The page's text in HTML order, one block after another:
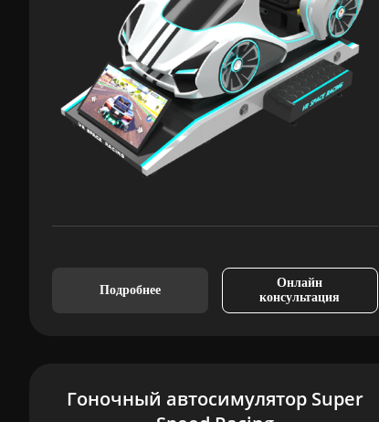
Подробнее
Онлайн
консультация
Гоночный автосимулятор Super